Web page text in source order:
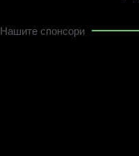
Нашите спонсори